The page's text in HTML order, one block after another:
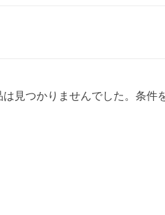
見つかりませんでした。条件